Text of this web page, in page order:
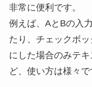
非常に便利です。
例えば、AとBの入
たり、チェックボッ
にした場合のみテ
ど、使い方は様々で